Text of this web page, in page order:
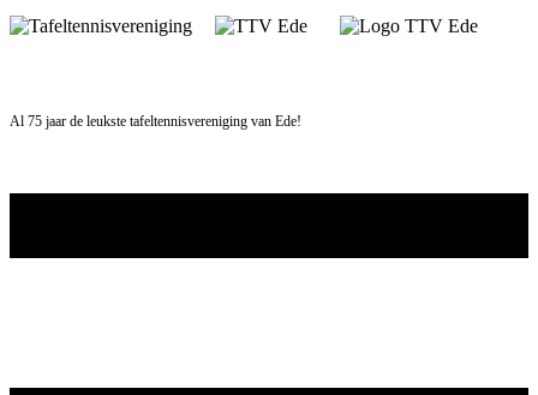
Skip
to
Al 75 jaar de leukste tafeltennisvereniging van Ede!